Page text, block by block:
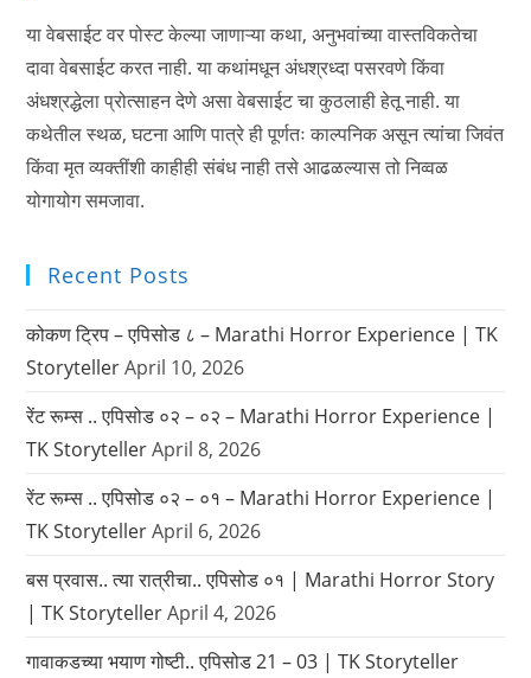
या वेबसाईट वर पोस्ट केल्या जाणाऱ्या कथा, अनुभवांच्या वास्तविकतेचा
दावा वेबसाईट करत नाही. या कथांमधून अंधश्रध्दा पसरवणे किंवा
अंधश्रद्धेला प्रोत्साहन देणे असा वेबसाईट चा कुठलाही हेतू नाही. या
कथेतील स्थळ, घटना आणि पात्रे ही पूर्णतः काल्पनिक असून त्यांचा जिवंत
किंवा मृत व्यक्तींशी काहीही संबंध नाही तसे आढळल्यास तो निव्वळ
योगायोग समजावा.
Recent Posts
कोकण ट्रिप – एपिसोड ८ – Marathi Horror Experience | TK
Storyteller April 10, 2026
रेंट रूम्स .. एपिसोड ०२ – ०२ – Marathi Horror Experience |
TK Storyteller April 8, 2026
रेंट रूम्स .. एपिसोड ०२ – ०१ – Marathi Horror Experience |
TK Storyteller April 6, 2026
बस प्रवास.. त्या रात्रीचा.. एपिसोड ०१ | Marathi Horror Story
| TK Storyteller April 4, 2026
गावाकडच्या भयाण गोष्टी.. एपिसोड 21 – 03 | TK Storyteller